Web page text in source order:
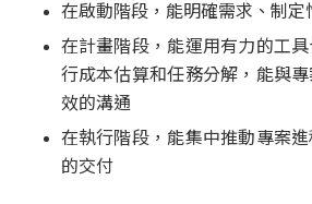
在啟動階段，能明確需求、制定
在計畫階段，能運用有力的工
行成本估算和任務分解，能與
效的溝通
在執行階段，能集中推動專案
的交付